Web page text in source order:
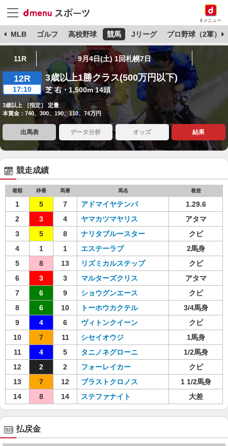
dメニュー
MLB ゴルフ 高校野球 競馬 Jリーグ プロ野球（2軍）
11R 9月4日(土) 1回札幌7日
12R
17:10
3歳以上1勝クラス(500万円以下)
芝 右・1,500m 14頭
3歳以上 ［指定］ 定量
本賞金：740、300、190、110、74万円
出馬表 データ分析 オッズ 結果
競走成績
着順 枠番 馬番 馬名 着差
1 5 7 アドマイヤテンバ
1.29.6
2
3 4 ヤマカツマヤリス
アタマ
3
5 8 ナリタブルースター
クビ
4
1 1 エステーラブ
2馬身
5
8 13 リズミカルステップ
クビ
6
3 3 マルターズクリス
アタマ
7
6 9 ショウグンエース
クビ
8
6 10 トーホウカクテル
3/4馬身
9
4 6 ヴィトンクイーン
クビ
10
7 11 シセイオウジ
1馬身
11
4 5 タニノネグローニ
1/2馬身
12
2 2 フォーレイカー
クビ
13
7 12 ブラストクロノス
1 1/2馬身
14
8 14 ステファナイト 大差
払戻金